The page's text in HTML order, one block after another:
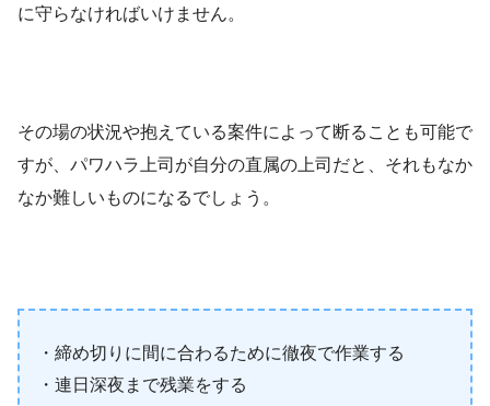
に守らなければいけません。
その場の状況や抱えている案件によって断ることも可能で
すが、パワハラ上司が自分の直属の上司だと、それもなか
なか難しいものになるでしょう。
・締め切りに間に合わるために徹夜で作業する
・連日深夜まで残業をする